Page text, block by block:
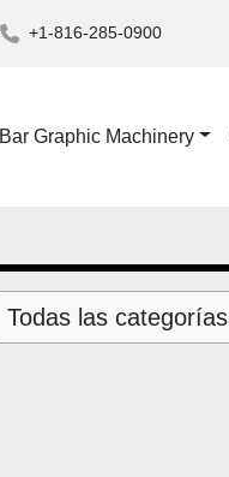
+1-816-285-0900
Bar Graphic Machinery
Todas las categorías